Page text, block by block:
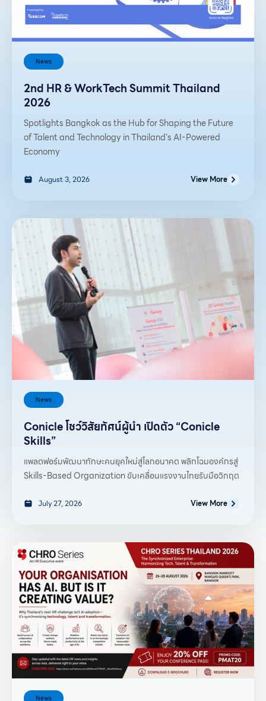
News
2nd HR & WorkTech Summit Thailand
2026
Spotlights Bangkok as the Hub for Shaping the Future
of Talent and Technology in Thailand’s AI-Powered
Economy
August 3, 2026 View More
News
Conicle โชว์วิสัยทัศน์ผู้นำ เปิดตัว “Conicle
Skills”
แพลตฟอร์มพัฒนาทักษะคนยุคใหม่สู่โลกอนาคต พลิกโฉมองค์กรสู่
Skills-Based Organization ขับเคลื่อนแรงงานไทยรับมือวิกฤต
July 27, 2026 View More
News